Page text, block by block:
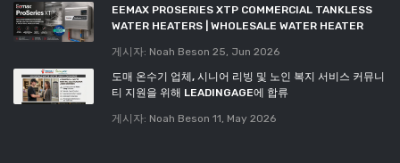
EEMAX PROSERIES XTP COMMERCIAL TANKLESS
WATER HEATERS | WHOLESALE WATER HEATER
게시자: Noah Beson 25, Jun 2026
도매 온수기 업체, 시니어 리빙 및 노인 복지 서비스 커뮤니
티 지원을 위해 LEADINGAGE에 합류
게시자: Noah Beson 11, May 2026